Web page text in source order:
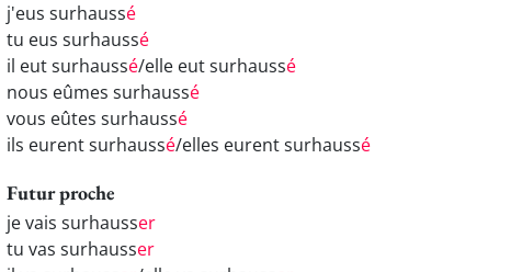
j'eus surhaussé
tu eus surhaussé
il eut surhaussé/elle eut surhaussé
nous eûmes surhaussé
vous eûtes surhaussé
ils eurent surhaussé/elles eurent surhaussé
Futur proche
je vais surhausser
tu vas surhausser